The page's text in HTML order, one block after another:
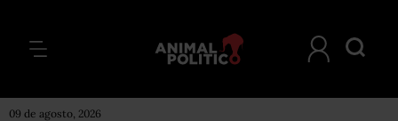
09 de agosto, 2026